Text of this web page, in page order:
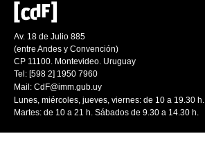
Av. 18 de Julio 885
(entre Andes y Convención)
CP 11100. Montevideo. Uruguay
Tel: [598 2] 1950 7960
Mail: CdF@imm.gub.uy
Lunes, miércoles, jueves, viernes: de 10 a 19.30 h.
Martes: de 10 a 21 h. Sábados de 9.30 a 14.30 h.